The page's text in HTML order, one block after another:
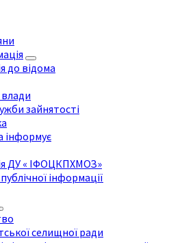
до відома
зайнятості
інформує
ДУ « ІФОЦКПХМОЗ»
інформації
селищної ради